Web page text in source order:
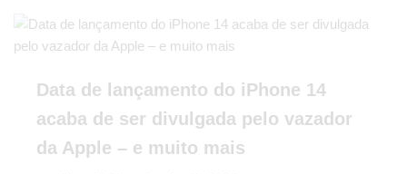
Data de lançamento do iPhone 14
acaba de ser divulgada pelo vazador
da Apple – e muito mais